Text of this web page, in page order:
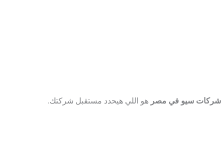
شركات سيو في مصر هو اللي هيحدد مستقبل شركتك.